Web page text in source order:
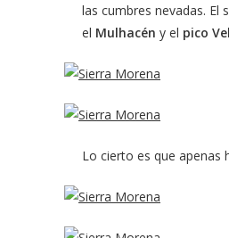
las cumbres nevadas. El
el Mulhacén y el pico
Lo cierto es que apenas